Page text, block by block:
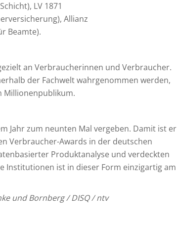
LV 1871
Allianz
Beamte).
an Verbraucherinnen und Verbraucher.
der Fachwelt wahrgenommen werden,
Millionenpublikum.
Jahr zum neunten Mal vergeben. Damit ist er
Verbraucher-Awards in der deutschen
Produktanalyse und verdeckten
Institutionen ist in dieser Form einzigartig am
und Bornberg / DISQ / ntv